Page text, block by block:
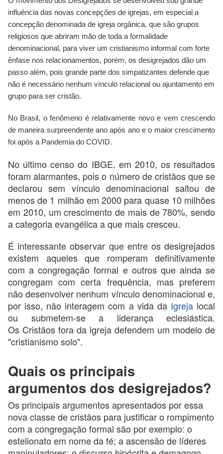
influência das novas concepções de igrejas, em especial a
concepção denominada de igreja orgânica, que são grupos
religiosos que abriram mão de toda a formalidade
denominacional, para viver um cristianismo informal com forte
ênfase nos relacionamentos, porém, os desigrejados dão um
passo além, pois grande parte dos simpatizantes defende que
não é necessário nenhum vínculo relacional ou ajuntamento em
grupo para ser cristão.
No Brasil, o fenômeno é relativamente novo e vem crescendo
de maneira surpreendente ano após ano e o maior crescimento
foi após a Pandemia do COVID.
No último censo do IBGE. em 2010, os resultados
foram alarmantes, pois o número de cristãos que se
declarou sem vínculo denominacional saltou de
menos de 1 milhão em 2000 para quase 10 milhões
em 2010, um crescimento de mais de 780%, sendo
a categoria evangélica a que mais cresceu.
É interessante observar que entre os desigrejados
existem aqueles que romperam definitivamente
com a congregação formal e outros que ainda se
congregam com certa frequência, mas preferem
não desenvolver nenhum vínculo denominacional e,
por isso, não interagem com a vida da Igrejalocal
ou submetem-se a liderança eclesiástica.
Os Cristãos fora da igreja defendem um modelo de
"cristianismo solo".
Quais os principais
argumentos dos desigrejados?
Os principais argumentos apresentados por essa
nova classe de cristãos para justificar o rompimento
com a congregação formal são por exemplo: o
estelionato em nome da fé; a ascensão de líderes